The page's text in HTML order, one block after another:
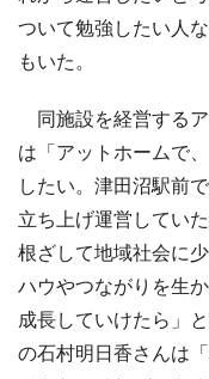
ついて勉強したい人
もいた。
同施設を経営する
は「アットホームで
したい。津田沼駅前
立ち上げ運営してい
根ざして地域社会に
ハウやつながりを生
成長していけたら」
の石村明日香さんは